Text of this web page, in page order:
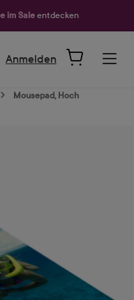
im Sale entdecken
Anmelden
Mousepad, Hoch